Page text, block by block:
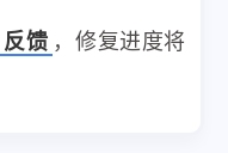
反馈 ，修复进度将